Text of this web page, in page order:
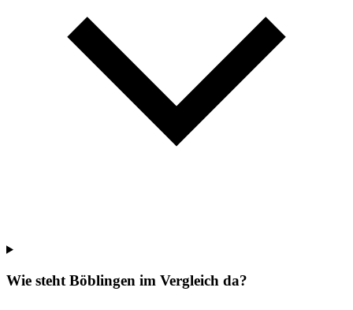
Wie steht Böblingen im Vergleich da?